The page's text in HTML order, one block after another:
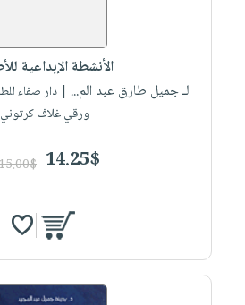
الأنشطة الإبداعية
لـ جميل طارق عبد الم... | دار صفاء
ورقي غلاف كرتوني
14.25$